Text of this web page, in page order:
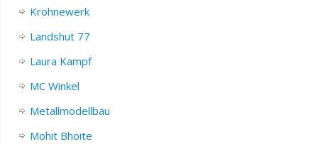
Krohnewerk
Landshut 77
Laura Kampf
MC Winkel
Metallmodellbau
Mohit Bhoite